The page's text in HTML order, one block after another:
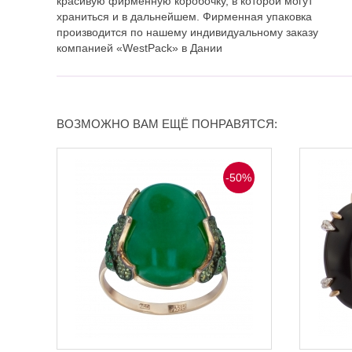
храниться и в дальнейшем. Фирменная упаковка
производится по нашему индивидуальному заказу
компанией «WestPack» в Дании
ВОЗМОЖНО ВАМ ЕЩЁ ПОНРАВЯТСЯ:
-50%